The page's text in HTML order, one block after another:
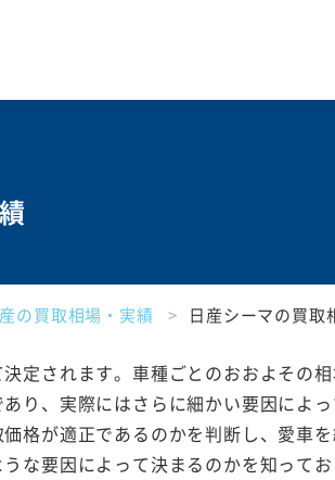
の買取相場・実績 日産シーマの買取
定されます。車種ごとのおおよその
り、実際にはさらに細かい要因によ
格が適正であるのかを判断し、愛車
な要因によって決まるのかを知って